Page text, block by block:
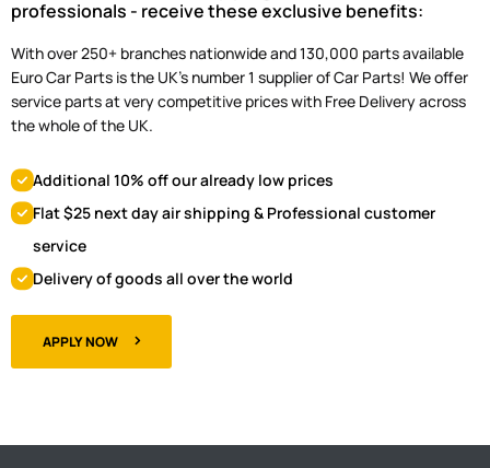
professionals - receive these exclusive benefits:
With over 250+ branches nationwide and 130,000 parts available
Euro Car Parts is the UK's number 1 supplier of Car Parts! We offer
service parts at very competitive prices with Free Delivery across
the whole of the UK.
Additional 10% off our already low prices
Flat $25 next day air shipping & Professional customer
service
Delivery of goods all over the world
APPLY NOW